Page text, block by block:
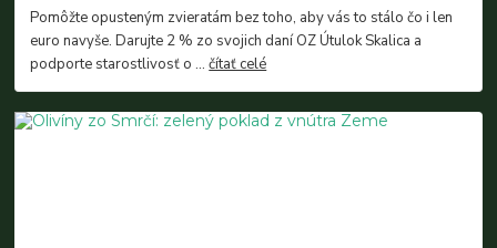
Pomôžte opusteným zvieratám bez toho, aby vás to stálo čo i len
euro navyše. Darujte 2 % zo svojich daní OZ Útulok Skalica a
podporte starostlivosť o ...čítať celé